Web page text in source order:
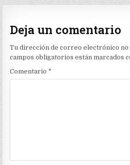
Deja un comentario
Tu dirección de correo electrónico no
campos obligatorios están marcados
Comentario *